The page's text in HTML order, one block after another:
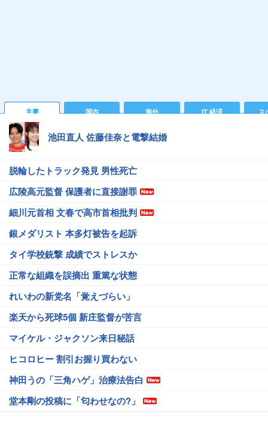
主要 国内 海外 IT 経済 ス
池田直人 佐藤佳奈と電撃結婚
脱輪したトラック発見 男性死亡
広陵高元監督 保護者に直接謝罪
細川元首相 文春で高市首相批判
銀メダリスト 本多灯被告を起訴
タイ学校銃撃 成績でストレスか
正常な組織を誤摘出 重篤な状態
れいわの新党名「覚えづらい」
楽天から死球5個 新庄監督が苦言
マイケル・ジャクソン来日秘話
ヒコロヒー 割引お握り買わない
神田うの「三角ハゲ」治療法告白
堂本剛の投稿に「匂わせなの?」